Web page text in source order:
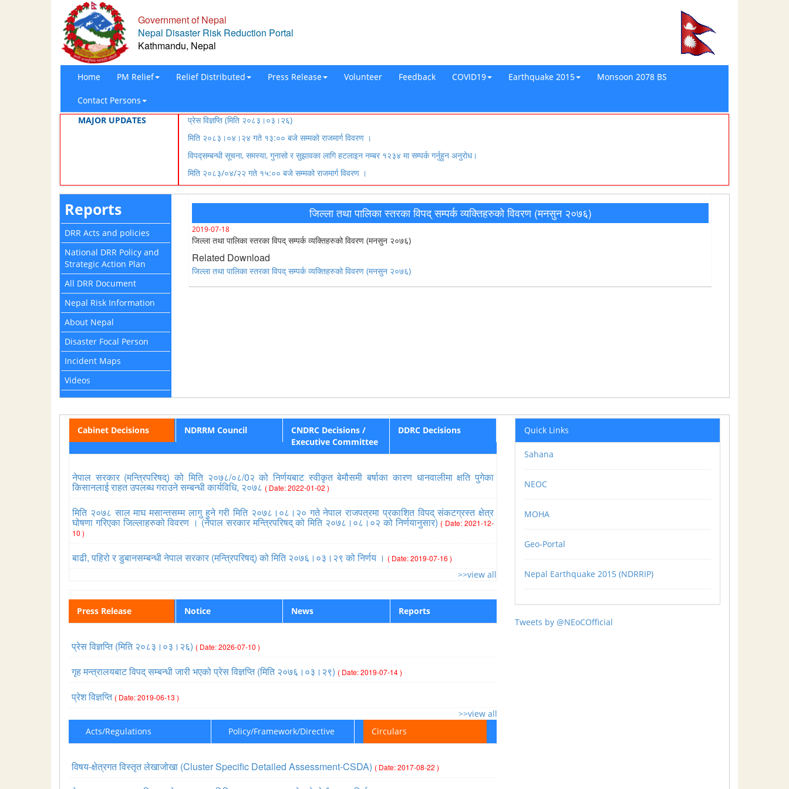
Government of Nepal
Nepal Disaster Risk Reduction Portal
Kathmandu, Nepal
Home PM Relief Relief Distributed Press Release Volunteer Feedback COVID19 Earthquake 2015 Monsoon 2078 BS
Contact Persons
MAJOR UPDATES
प्रेस विज्ञप्ति (मिति २०८३।०३।२६)
मिति २०८३।०४।२४ गते १३:०० बजे सम्मको राजमार्ग विवरण ।
विपद्सम्बन्धी सूचना, समस्या, गुनासो र सुझावका लागि हटलाइन नम्बर १२३४ मा सम्पर्क गर्नुहुन अनुरोध।
मिति २०८३/०४/२२ गते १५:०० बजे सम्मको राजमार्ग विवरण ।
Reports
DRR Acts and policies
National DRR Policy and
Strategic Action Plan
All DRR Document
Nepal Risk Information
About Nepal
Disaster Focal Person
Incident Maps
Videos
जिल्ला तथा पालिका स्तरका विपद् सम्पर्क व्यक्तिहरुको विवरण (मनसुन २०७६)
2019-07-18
जिल्ला तथा पालिका स्तरका विपद् सम्पर्क व्यक्तिहरुको विवरण (मनसुन २०७६)
Related Download
जिल्ला तथा पालिका स्तरका विपद् सम्पर्क व्यक्तिहरुको विवरण (मनसुन २०७६)
Cabinet Decisions NDRRM Council
CNDRC Decisions /
Executive Committee
DDRC Decisions
नेपाल सरकार (मन्त्रिपरिषद्) को मिति २०७८/०८/0२ को निर्णयबाट स्वीकृत बेमौसमी बर्षाका कारण धानवालीमा क्षति पुगेका
किसानलाई राहत उपलब्ध गराउने सम्बन्धी कार्यविधि, २०७८ ( Date: 2022-01-02 )
मिति २०७८ साल माघ मसान्तसम्म लागु हुने गरी मिति २०७८।०८।२० गते नेपाल राजपत्रमा प्रकाशित विपद् संकटग्रस्त क्षेत्र
घोषणा गरिएका जिल्लाहरुको विवरण । (नेपाल सरकार मन्त्रिपरिषद् को मिति २०७८।०८।०२ को निर्णयानुसार) ( Date: 2021-12-
10 )
बाढी, पहिरो र डुबानसम्बन्धी नेपाल सरकार (मन्त्रिपरिषद्) को मिति २०७६।०३।२९ को निर्णय । ( Date: 2019-07-16 )
>>view all
Press Release Notice News Reports
प्रेस विज्ञप्ति (मिति २०८३।०३।२६) ( Date: 2026-07-10 )
गृह मन्त्रालयबाट विपद् सम्बन्धी जारी भएको प्रेस विज्ञप्ति (मिति २०७६।०३।२९) ( Date: 2019-07-14 )
प्रेश विज्ञप्ति ( Date: 2019-06-13 )
>>view all
Acts/Regulations
Policy/Framework/Directive Circulars
विषय-क्षेत्रगत विस्तृत लेखाजोखा (Cluster Specific Detailed Assessment-CSDA) ( Date: 2017-08-22 )
Quick Links
Sahana
NEOC
MOHA
Geo-Portal
Nepal Earthquake 2015 (NDRRIP)
Tweets by @NEoCOfficial